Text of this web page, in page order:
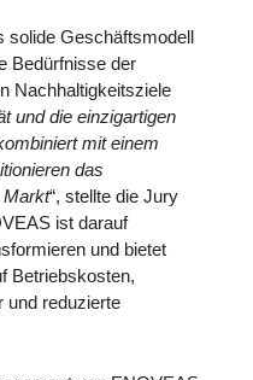
solide Geschäftsmodell
Bedürfnisse der
Nachhaltigkeitsziele
und die einzigartigen
mit einem
das
Markt“, stellte die Jury
ist darauf
und bietet
Betriebskosten,
und reduzierte